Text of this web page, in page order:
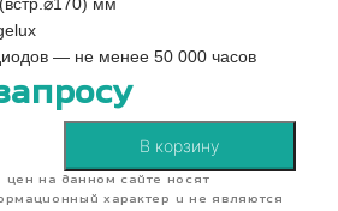
— не менее 50 000 часов
В корзину
цен на данном сайте носят
характер и не являются